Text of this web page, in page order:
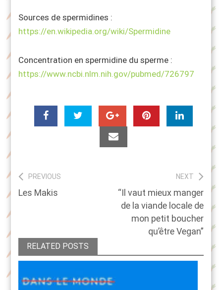
Sources de spermidines :
https://en.wikipedia.org/wiki/Spermidine
Concentration en spermidine du sperme :
https://www.ncbi.nlm.nih.gov/pubmed/726797
Navigation
de
PREVIOUS
Previous
Les Makis
NEXT
Next
post:
“Il vaut mieux manger
de la viande locale de
mon petit boucher
qu’être Vegan”
RELATED POSTS